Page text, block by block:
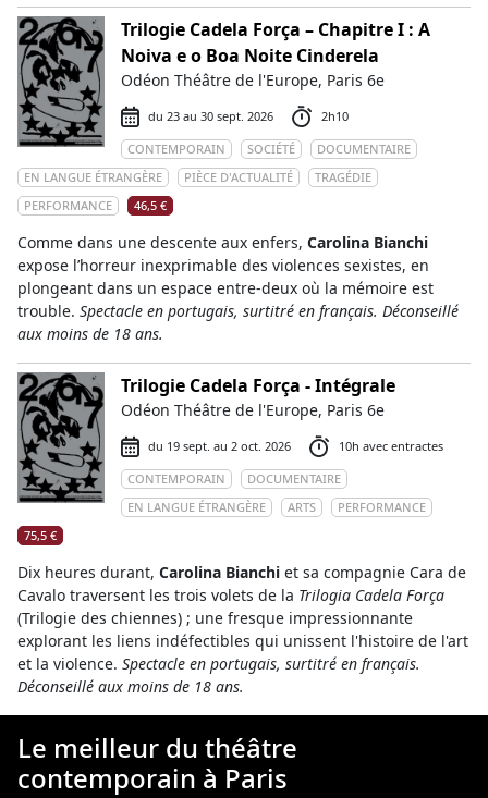
Trilogie Cadela Força – Chapitre I : A
Noiva e o Boa Noite Cinderela
Odéon Théâtre de l'Europe, Paris 6e
du 23 au 30 sept. 2026
2h10
CONTEMPORAIN
SOCIÉTÉ
DOCUMENTAIRE
EN LANGUE ÉTRANGÈRE
PIÈCE D'ACTUALITÉ
TRAGÉDIE
PERFORMANCE
46,5 €
Comme dans une descente aux enfers, Carolina Bianchi
expose l’horreur inexprimable des violences sexistes, en
plongeant dans un espace entre-deux où la mémoire est
trouble. Spectacle en portugais, surtitré en français. Déconseillé
aux moins de 18 ans.
Trilogie Cadela Força - Intégrale
Odéon Théâtre de l'Europe, Paris 6e
du 19 sept. au 2 oct. 2026
10h avec entractes
CONTEMPORAIN
DOCUMENTAIRE
EN LANGUE ÉTRANGÈRE
ARTS
PERFORMANCE
75,5 €
Dix heures durant, Carolina Bianchi et sa compagnie Cara de
Cavalo traversent les trois volets de la Trilogia Cadela Força
(Trilogie des chiennes) ; une fresque impressionnante
explorant les liens indéfectibles qui unissent l'histoire de l'art
et la violence. Spectacle en portugais, surtitré en français.
Déconseillé aux moins de 18 ans.
Le meilleur du théâtre
contemporain à Paris